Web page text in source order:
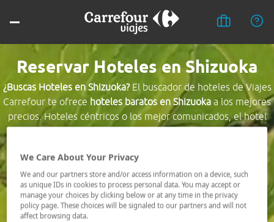
Reservar Hoteles en Shizuoka
¿Buscas Hoteles en Shizuoka?El buscador de hoteles de Viajes
Carrefour te ofrece hoteles baratos en Shizuoka a los mejores
precios. Hoteles céntricos o los mejor comunicados, el hotel
que busques nosotros te lo encontramos al mejor precio.
Destino *
Fechas *
06/08/2026 - 07/08/2026
We Care About Your Privacy
We and our partners store and/or access information on a device, such
as unique IDs in cookies to process personal data. You may accept or
manage your choices by clicking below or at any time in the privacy
policy page. These choices will be signaled to our partners and will not
affect browsing data.